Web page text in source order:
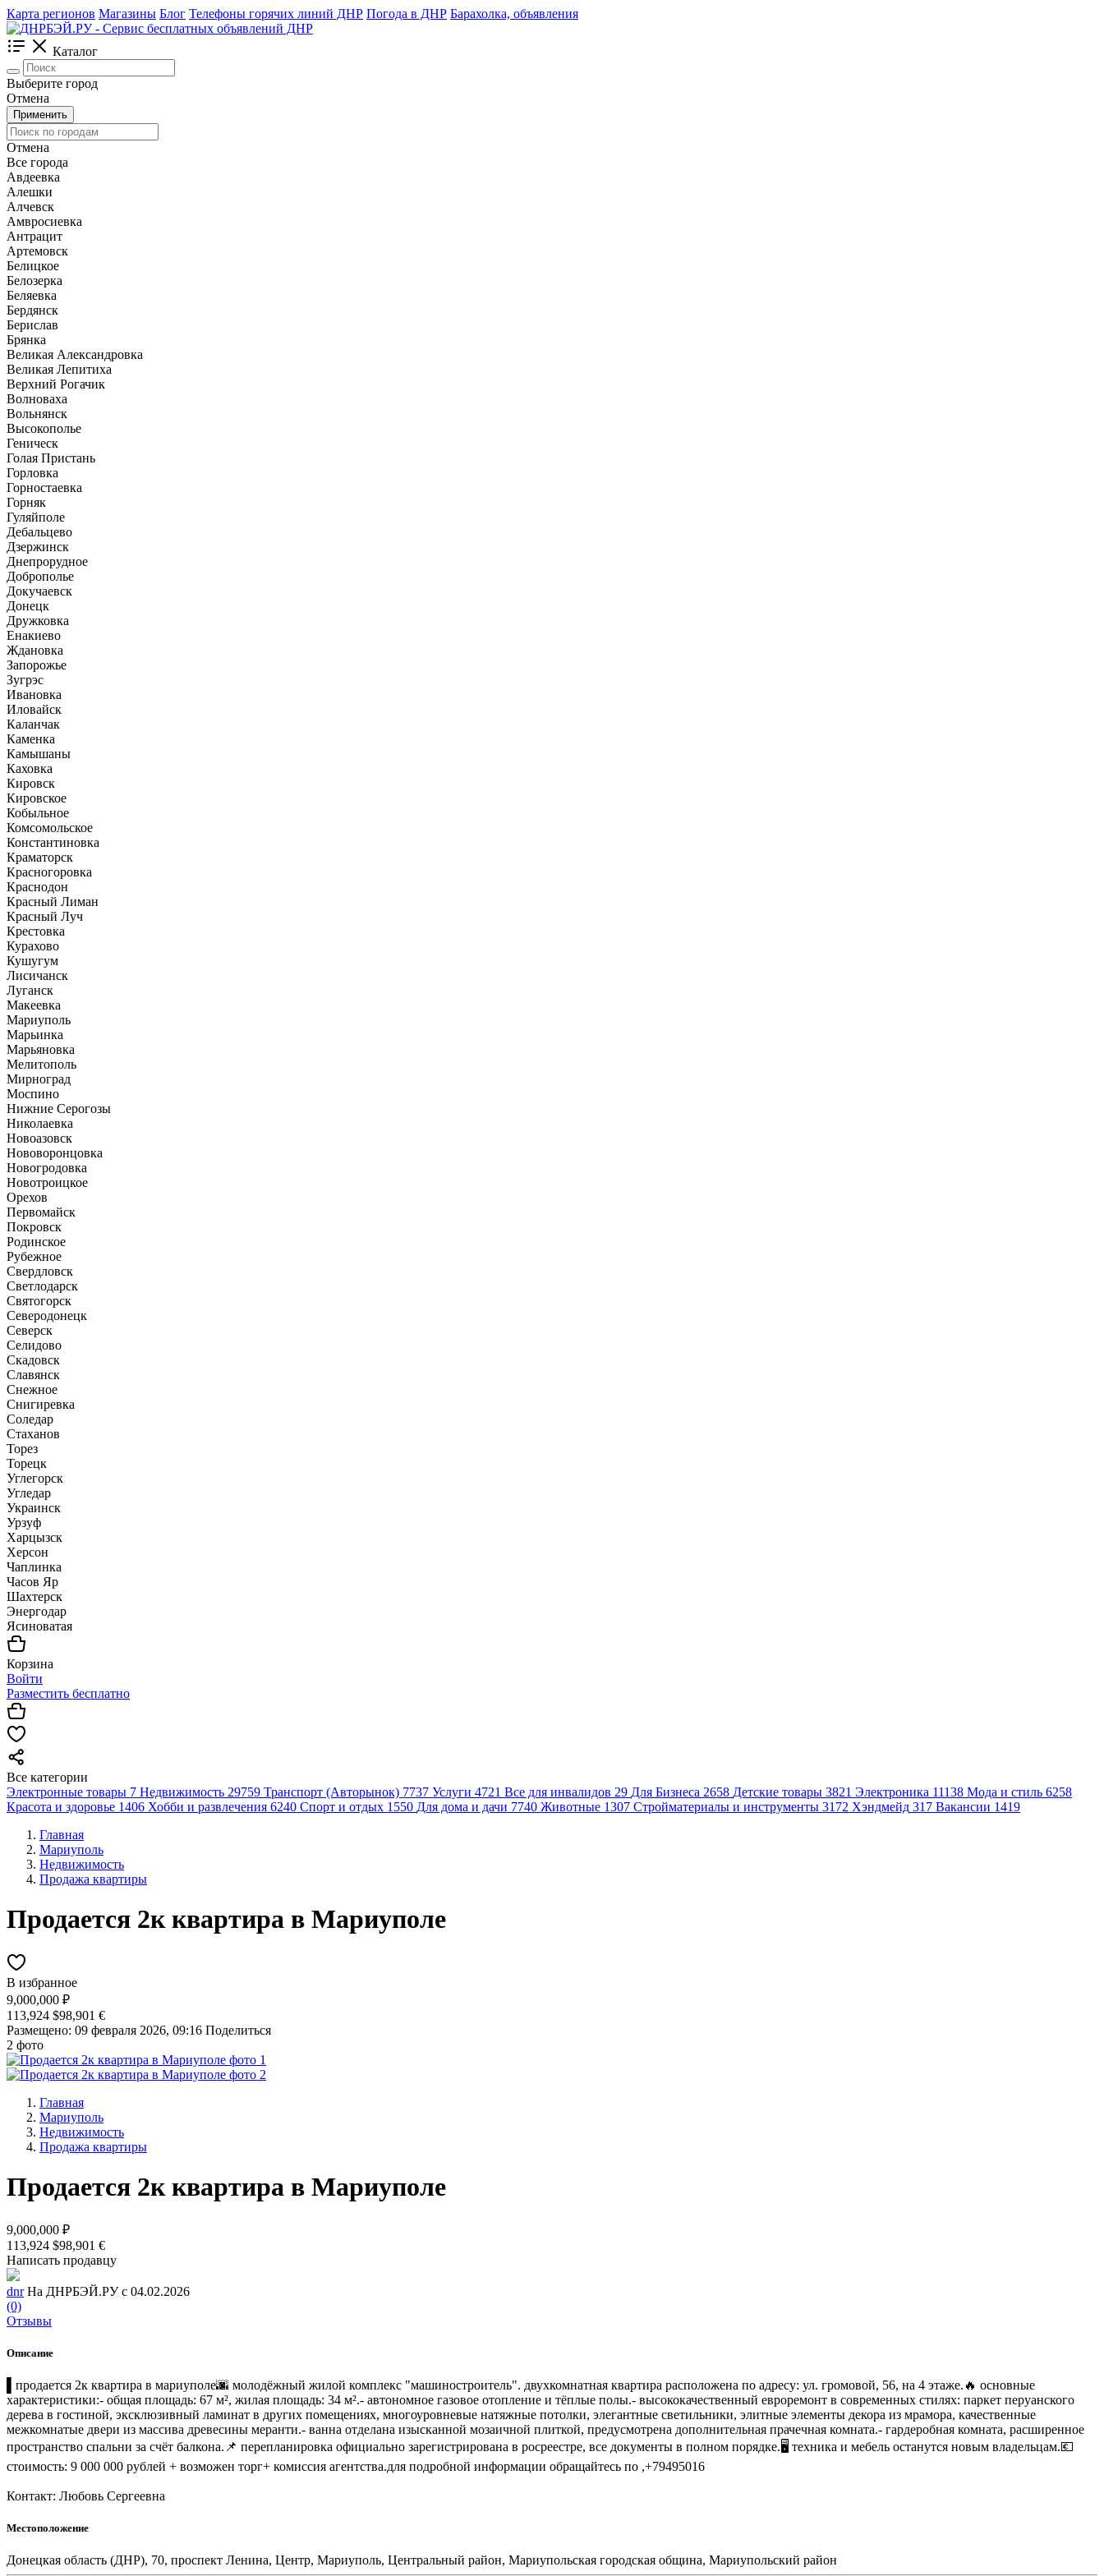
Карта регионов Магазины Блог Телефоны горячих линий ДНР Погода в ДНР Барахолка, объявления
Каталог
Выберите город
Отмена
Применить
Отмена
Все города
Авдеевка
Алешки
Алчевск
Амвросиевка
Антрацит
Артемовск
Белицкое
Белозерка
Беляевка
Бердянск
Берислав
Брянка
Великая Александровка
Великая Лепитиха
Верхний Рогачик
Волноваха
Вольнянск
Высокополье
Геническ
Голая Пристань
Горловка
Горностаевка
Горняк
Гуляйполе
Дебальцево
Дзержинск
Днепрорудное
Доброполье
Докучаевск
Донецк
Дружковка
Енакиево
Ждановка
Запорожье
Зугрэс
Ивановка
Иловайск
Каланчак
Каменка
Камышаны
Каховка
Кировск
Кировское
Кобыльное
Комсомольское
Константиновка
Краматорск
Красногоровка
Краснодон
Красный Лиман
Красный Луч
Крестовка
Курахово
Кушугум
Лисичанск
Луганск
Макеевка
Мариуполь
Марьинка
Марьяновка
Мелитополь
Мирноград
Моспино
Нижние Серогозы
Николаевка
Новоазовск
Нововоронцовка
Новогродовка
Новотроицкое
Орехов
Первомайск
Покровск
Родинское
Рубежное
Свердловск
Светлодарск
Святогорск
Северодонецк
Северск
Селидово
Скадовск
Славянск
Снежное
Снигиревка
Соледар
Стаханов
Торез
Торецк
Углегорск
Угледар
Украинск
Урзуф
Харцызск
Херсон
Чаплинка
Часов Яр
Шахтерск
Энергодар
Ясиноватая
Корзина
Войти
Разместить бесплатно
Все категории
Электронные товары 7 Недвижимость 29759 Транспорт (Авторынок) 7737 Услуги 4721 Все для инвалидов 29 Для Бизнеса 2658 Детские товары 3821 Электроника 11138 Мода и стиль 6258
Красота и здоровье 1406 Хобби и развлечения 6240 Спорт и отдых 1550 Для дома и дачи 7740 Животные 1307 Стройматериалы и инструменты 3172 Хэндмейд 317 Вакансии 1419
Главная
Мариуполь
Недвижимость
Продажа квартиры
Продается 2к квартира в Мариуполе
В избранное
9,000,000 ₽
113,924 $98,901 €
Размещено: 09 февраля 2026, 09:16 Поделиться
2 фото
Главная
Мариуполь
Недвижимость
Продажа квартиры
Продается 2к квартира в Мариуполе
9,000,000 ₽
113,924 $98,901 €
Написать продавцу
dnr На ДНРБЭЙ.РУ с 04.02.2026
(0)
Отзывы
Описание
▌продается 2к квартира в мариуполе🌆 молодёжный жилой комплекс "машиностроитель". двухкомнатная квартира расположена по адресу: ул. громовой, 56, на 4 этаже.🔥 основные
характеристики:- общая площадь: 67 м², жилая площадь: 34 м².- автономное газовое отопление и тёплые полы.- высококачественный евроремонт в современных стилях: паркет перуанского
дерева в гостиной, эксклюзивный ламинат в других помещениях, многоуровневые натяжные потолки, элегантные светильники, элитные элементы декора из мрамора, качественные
межкомнатые двери из массива древесины меранти.- ванна отделана изысканной мозаичной плиткой, предусмотрена дополнительная прачечная комната.- гардеробная комната, расширенное
пространство спальни за счёт балкона.📌 перепланировка официально зарегистрирована в росреестре, все документы в полном порядке.🖥 техника и мебель останутся новым владельцам.💶
стоимость: 9 000 000 рублей + возможен торг+ комиссия агентства.для подробной информации обращайтесь по ,+79495016
Контакт: Любовь Сергеевна
Местоположение
Донецкая область (ДНР), 70, проспект Ленина, Центр, Мариуполь, Центральный район, Мариупольская городская община, Мариупольский район